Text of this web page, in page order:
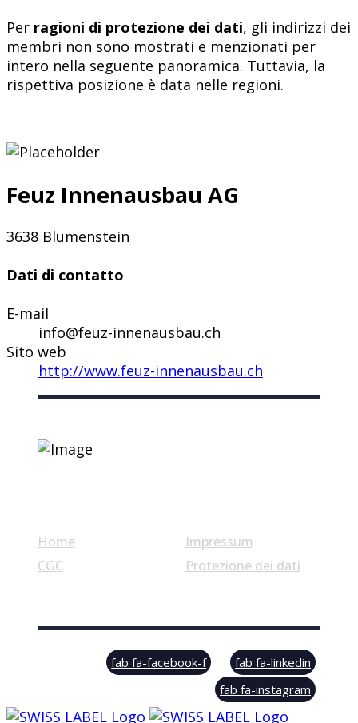
Per ragioni di protezione dei dati, gli indirizzi dei
membri non sono mostrati e menzionati per
intero nella seguente panoramica. Tuttavia, la
rispettiva posizione è data nelle regioni.
Feuz Innenausbau AG
3638 Blumenstein
Dati di contatto
E-mail
info@feuz-innenausbau.ch
Sito web
http://www.feuz-innenausbau.ch
Home
CGC
Impressum
Protezione dei dati
© Swiss Label, All rights reserved
fab fa-facebook-f
fab fa-linkedin
fab fa-instagram